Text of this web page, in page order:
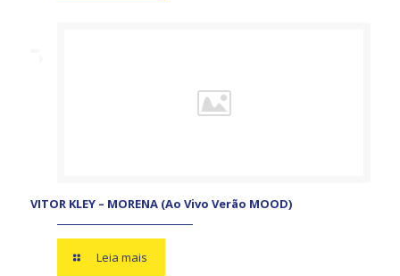
VITOR KLEY – MORENA (Ao Vivo Verão MOOD)
Leia mais